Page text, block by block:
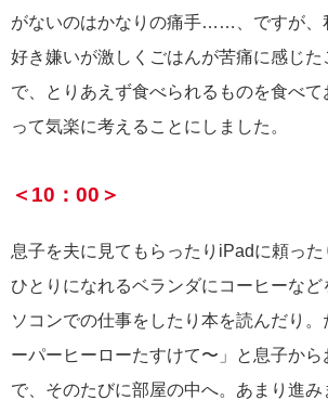
がないのはかなりの痛手……、ですが、
好き嫌いが激しくごはんが苦痛に感じ
で、とりあえず食べられるものを食べ
って気楽に考えることにしました。
＜10：00＞
息子を夫に見てもらったりiPadに頼っ
ひとりになれるベランダにコーヒーな
ソコンでの仕事をしたり本を読んだり。
ーパーヒーローたすけて〜」と息子か
で、そのたびに部屋の中へ。あまり進